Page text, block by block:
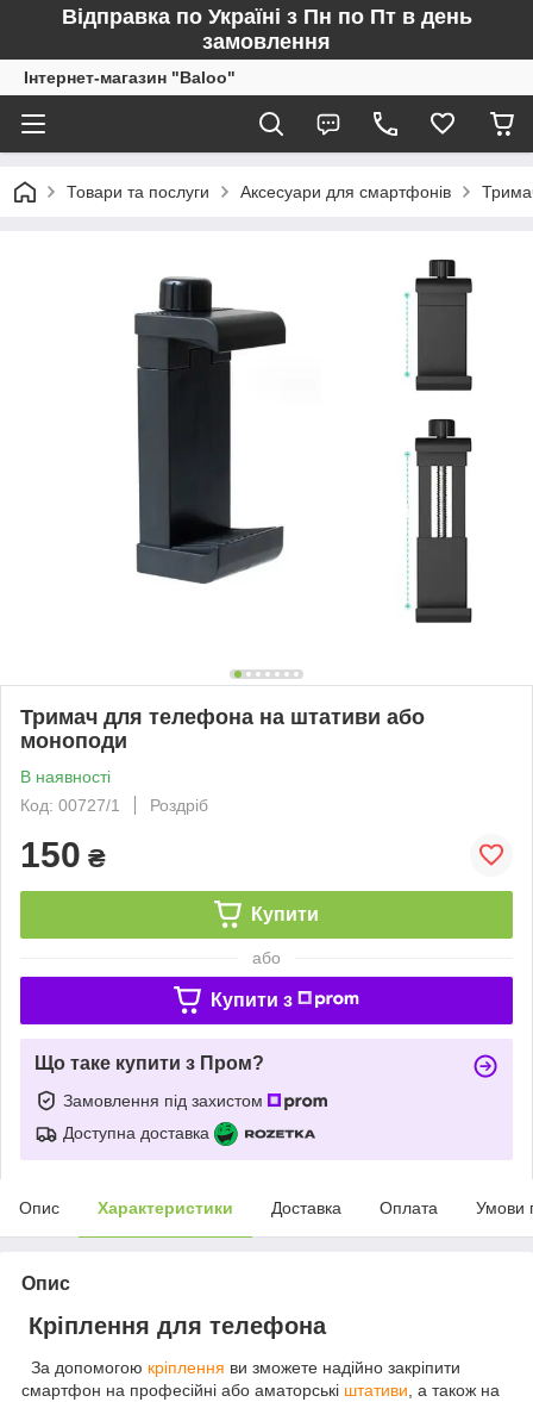
Відправка по Україні з Пн по Пт в день
замовлення
Інтернет-магазин "Baloo"
Товари та послуги Аксесуари для смартфонів
Тримач для телефона на штативи або
моноподи
В наявності
Код: 00727/1
Роздріб
150 ₴
Купити
або
Купити з
Що таке купити з Пром?
Замовлення під захистом
Доступна доставка
Опис Характеристики Доставка Оплата Умови
Опис
Кріплення для телефона
За допомогою кріплення ви зможете надійно закріпити
смартфон на професійні або аматорські штативи, а також на